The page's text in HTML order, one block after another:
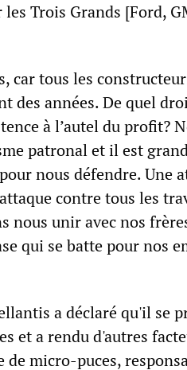
Trois Grands [Ford,
car tous les
des années. De quel
à l’autel du profit?
patronal et il est
nous défendre. Une
contre tous les
nous unir avec nos
qui se batte pour nos
a déclaré qu'il se
et a rendu d'autres
micro-puces,